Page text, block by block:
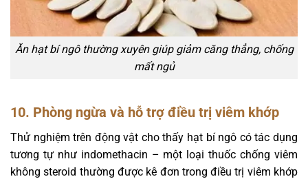
Ăn hạt bí ngô thường xuyên giúp giảm căng thẳng, chống
mất ngủ
10. Phòng ngừa và hỗ trợ điều trị viêm khớp
Thử nghiệm trên động vật cho thấy hạt bí ngô có tác dụng
tương tự như indomethacin – một loại thuốc chống viêm
không steroid thường được kê đơn trong điều trị viêm khớp